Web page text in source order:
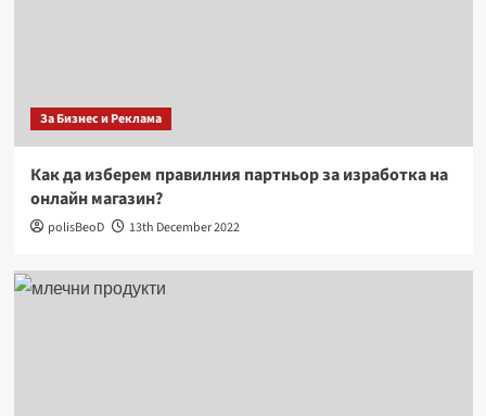
За Бизнес и Реклама
Как да изберем правилния партньор за изработка на
онлайн магазин?
polisBeoD 13th December 2022